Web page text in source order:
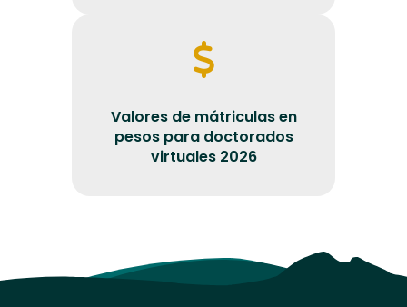
Valores de mátriculas en
pesos para doctorados
virtuales 2026